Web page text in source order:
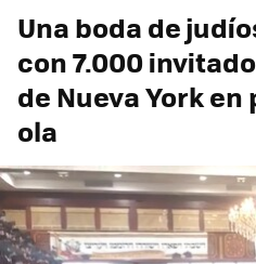
Una boda de
con 7.000
de Nueva York
ola